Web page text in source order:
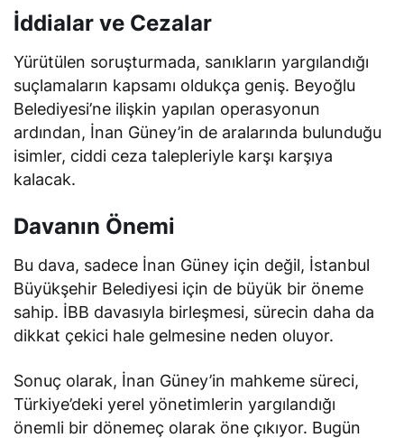
İddialar ve Cezalar
Yürütülen soruşturmada, sanıkların yargılandığı
suçlamaların kapsamı oldukça geniş. Beyoğlu
Belediyesi’ne ilişkin yapılan operasyonun
ardından, İnan Güney’in de aralarında bulunduğu
isimler, ciddi ceza talepleriyle karşı karşıya
kalacak.
Davanın Önemi
Bu dava, sadece İnan Güney için değil, İstanbul
Büyükşehir Belediyesi için de büyük bir öneme
sahip. İBB davasıyla birleşmesi, sürecin daha da
dikkat çekici hale gelmesine neden oluyor.
Sonuç olarak, İnan Güney’in mahkeme süreci,
Türkiye’deki yerel yönetimlerin yargılandığı
önemli bir dönemeç olarak öne çıkıyor. Bugün